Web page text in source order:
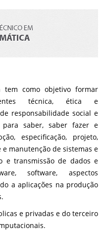
tem como objetivo formar
técnica, ética e
responsabilidade social e
saber, saber fazer e
especificação, projeto,
manutenção de sistemas e
e transmissão de dados e
software, aspectos
a aplicações na produção
e privadas e do terceiro